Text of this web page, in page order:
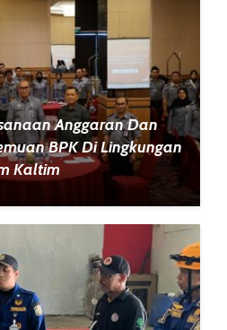
Anggaran Dan
BPK Di Lingkungan
Kaltim